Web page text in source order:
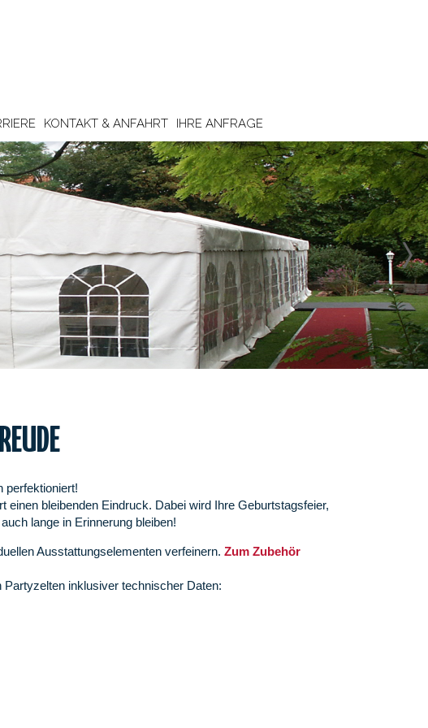
KONTAKT & ANFAHRT IHRE ANFRAGE
perfektioniert!
bleibenden Eindruck. Dabei wird Ihre Geburtstagsfeier,
lange in Erinnerung bleiben!
Ausstattungselementen verfeinern. Zum Zubehör
inklusiver technischer Daten: